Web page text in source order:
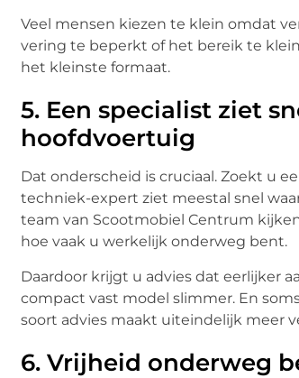
Veel mensen kiezen te klein omdat
vering te beperkt of het bereik te
het kleinste formaat.
5. Een specialist ziet
hoofdvoertuig
Dat onderscheid is cruciaal. Zoekt u
techniek-expert ziet meestal snel
team van Scootmobiel Centrum
hoe vaak u werkelijk onderweg bent.
Daardoor krijgt u advies dat eerlijker
compact vast model slimmer. En
soort advies maakt uiteindelijk meer
6. Vrijheid onderweg